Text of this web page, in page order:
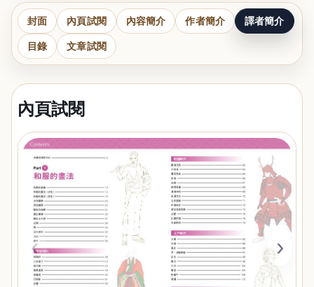
封面 內頁試閱 內容簡介 作者簡介 譯者簡介
目錄 文章試閱
內頁試閱
‹ ›